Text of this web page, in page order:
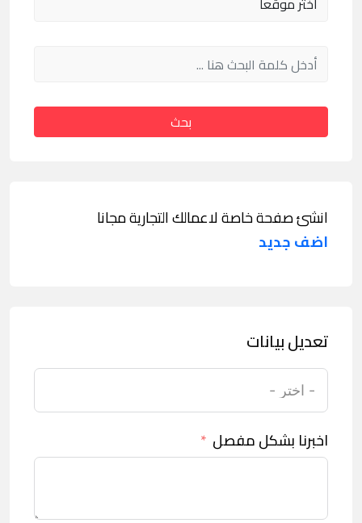
بحث
انشئ صفحة خاصة لاعمالك التجارية مجانا
اضف جديد
تعديل بيانات
اخبرنا بشكل مفصل